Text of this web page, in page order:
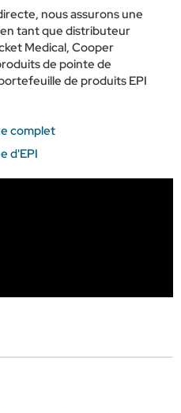
nous assurons une
tant que distributeur
Medical, Cooper
de pointe de
de produits EPI
complet
d'EPI